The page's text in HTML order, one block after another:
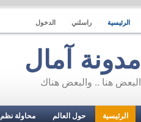
الرئيسية راسلني الدخول
مدونة آمال
البعض هنا .. والبعض هناك
الرئيسية حول العالم محاولة نظم